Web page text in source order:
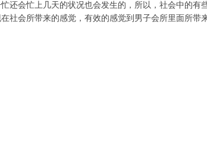
还会忙上几天的状况也会发生的，所以，社会中的
会所带来的感觉，有效的感觉到男子会所里面所带